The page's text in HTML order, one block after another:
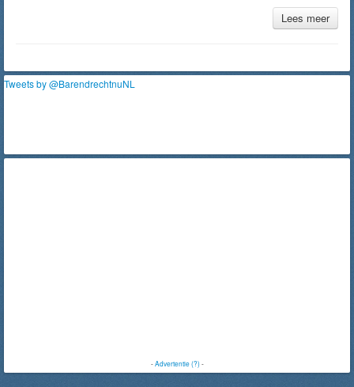
Lees meer
Tweets by @BarendrechtnuNL
-Advertentie (?)-